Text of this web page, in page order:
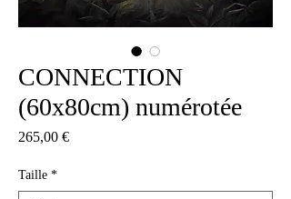
CONNECTION
(60x80cm) numérotée
265,00 €Precio
Taille *